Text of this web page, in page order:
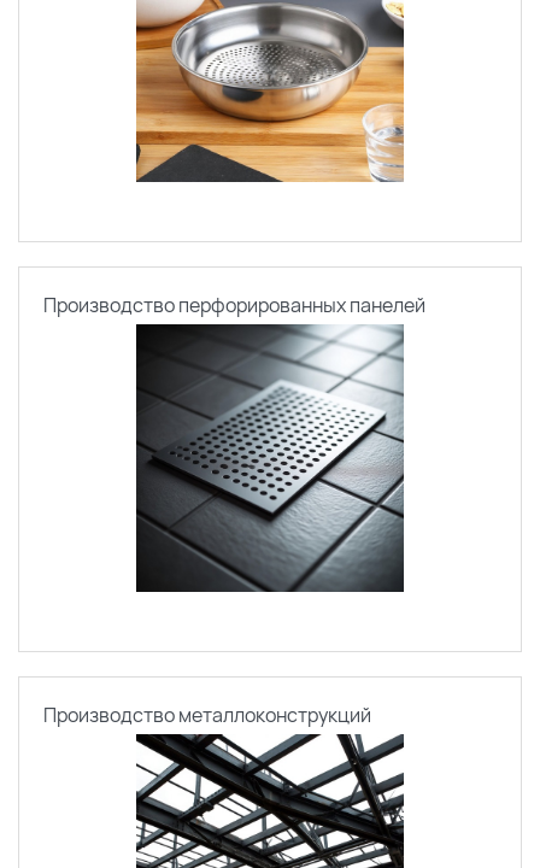
Производство перфорированных панелей
Производство металлоконструкций